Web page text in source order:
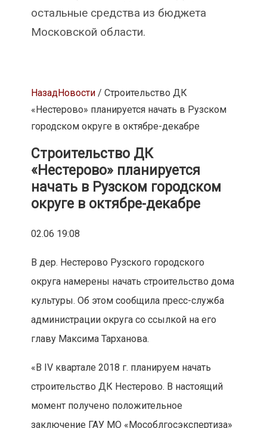
остальные средства из бюджета
Московской области.
НазадНовости/ Строительство ДК
«Нестерово» планируется начать в Рузском
городском округе в октябре-декабре
Строительство ДК
«Нестерово» планируется
начать в Рузском городском
округе в октябре-декабре
02.06 19:08
В дер. Нестерово Рузского городского
округа намерены начать строительство дома
культуры. Об этом сообщила пресс-служба
администрации округа со ссылкой на его
главу Максима Тарханова.
«В IV квартале 2018 г. планируем начать
строительство ДК Нестерово. В настоящий
момент получено положительное
заключение ГАУ МО «Мособлгосэкспертиза»